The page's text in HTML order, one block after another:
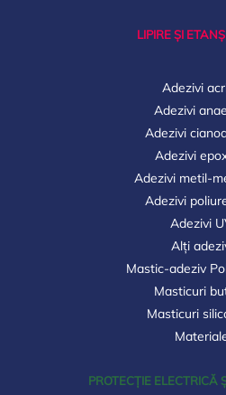
LIPIRE ȘI
Adezivi
Adezivi
Adezivi
Adezivi
Adezivi metil-
Adezivi
Adezivi
Alți
Mastic-adeziv
Masticuri
Masticuri
PROTECȚIE ELECTRICĂ